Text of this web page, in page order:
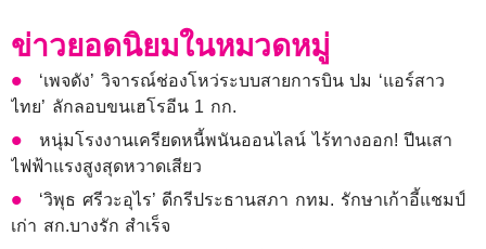
ข่าวยอดนิยมในหมวดหมู่
‘เพจดัง’ วิจารณ์ช่องโหว่ระบบสายการบิน ปม ‘แอร์สาว
ไทย’ ลักลอบขนเฮโรอีน 1 กก.
หนุ่มโรงงานเครียดหนี้พนันออนไลน์ ไร้ทางออก! ปีนเสา
ไฟฟ้าแรงสูงสุดหวาดเสียว
‘วิพุธ ศรีวะอุไร’ ดีกรีประธานสภา กทม. รักษาเก้าอี้แชมป์
เก่า สก.บางรัก สำเร็จ